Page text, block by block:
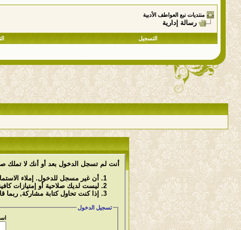
منتديات نبع العواطف الأدبية
رسالة إدارية
التسجيل
أنت لم تسجل الدخول بعد أو أنك لا تملك
أن غير مسجل للدخول. إملاء
ليست لديك صلاحية أو إمتيازات
إذا كنت تحاول كتابة مشاركة,
تسجيل الدخول